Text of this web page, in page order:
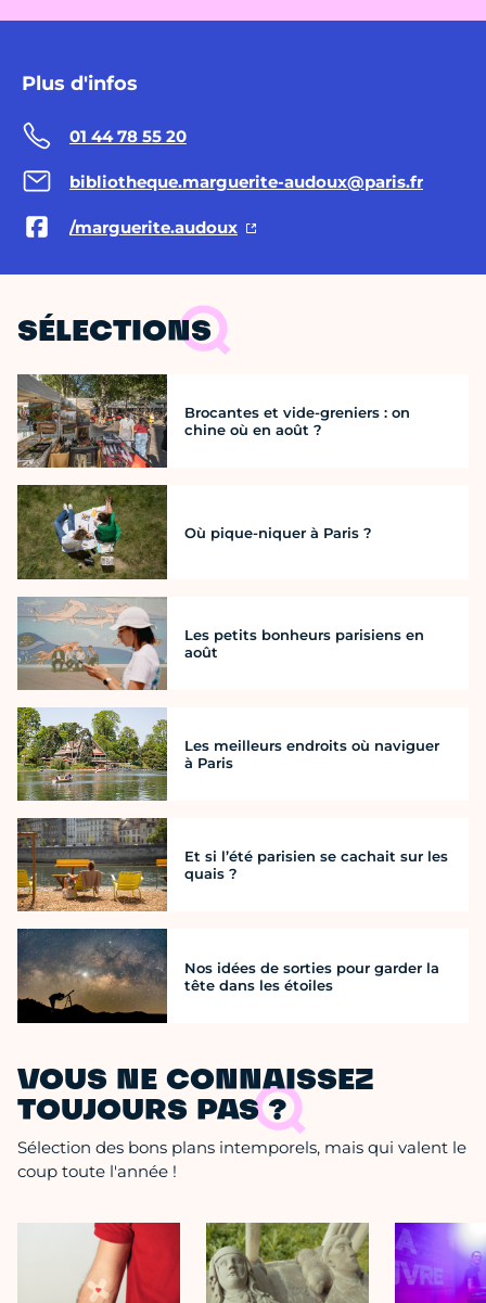
Plus d'infos
01 44 78 55 20
bibliotheque.marguerite-audoux@paris.fr
/marguerite.audoux
SÉLECTIONS
Brocantes et vide-greniers : on
chine où en août ?
Où pique-niquer à Paris ?
Les petits bonheurs parisiens en
août
Les meilleurs endroits où naviguer
à Paris
Et si l’été parisien se cachait sur les
quais ?
Nos idées de sorties pour garder la
tête dans les étoiles
VOUS NE CONNAISSEZ
TOUJOURS PAS ?
Sélection des bons plans intemporels, mais qui valent le
coup toute l'année !